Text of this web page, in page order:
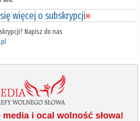
więcej o subskrypcji»
Napisz do nas
i ocal wolność słowa!